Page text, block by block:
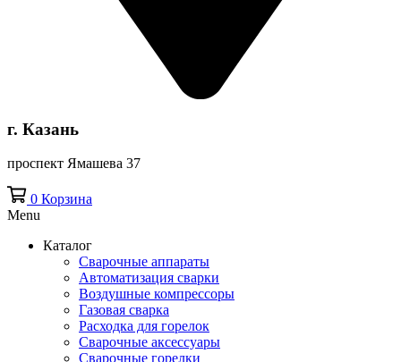
г. Казань
проспект Ямашева 37
0 Корзина
Menu
Каталог
Сварочные аппараты
Автоматизация сварки
Воздушные компрессоры
Газовая сварка
Расходка для горелок
Сварочные аксессуары
Сварочные горелки